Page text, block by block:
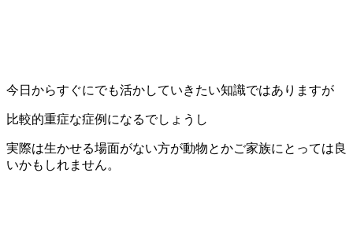
今日からすぐにでも活かしていきたい知識ではありますが
比較的重症な症例になるでしょうし
実際は生かせる場面がない方が動物とかご家族にとっては良
いかもしれません。